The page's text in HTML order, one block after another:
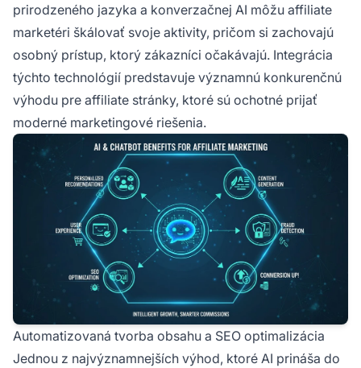
prirodzeného jazyka a konverzačnej AI môžu affiliate
marketéri škálovať svoje aktivity, pričom si zachovajú
osobný prístup, ktorý zákazníci očakávajú. Integrácia
týchto technológií predstavuje významnú konkurenčnú
výhodu pre affiliate stránky, ktoré sú ochotné prijať
moderné marketingové riešenia.
Automatizovaná tvorba obsahu a SEO optimalizácia
Jednou z najvýznamnejších výhod, ktoré AI prináša do